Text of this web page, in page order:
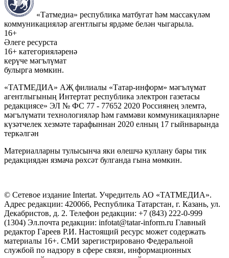
«Татмедиа» республика матбугат һәм массакүләм
коммуникацияләр агентлыгы ярдәме белән чыгарыла.
16+
Әлеге ресурста
16+ категорияләренә
керүче мәгълүмат
булырга мөмкин.
«ТАТМЕДИА» АҖ филиалы «Татар-информ» мәгълүмат
агентлыгының Интертат республика электрон газетасы
редакциясе» ЭЛ № ФС 77 - 77652 2020 Россиянең элемтә,
мәгълүмати технологияләр һәм гаммәви коммуникацияләрне
күзәтчелек хезмәте тарафыннан 2020 елның 17 гыйнварында
теркәлгән
Материалларны тулысынча яки өлешчә куллану бары тик
редакциядән язмача рөхсәт булганда гына мөмкин.
© Сетевое издание Intertat. Учредитель АО «ТАТМЕДИА».
Адрес редакции: 420066, Республика Татарстан, г. Казань, ул.
Декабристов, д. 2. Телефон редакции: +7 (843) 222-0-999
(1304) Эл.почта редакции: infotat@tatar-inform.ru Главный
редактор Гареев Р.И. Настоящий ресурс может содержать
материалы 16+. СМИ зарегистрировано Федеральной
службой по надзору в сфере связи, информационных